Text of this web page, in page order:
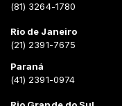
(81) 3264-1780
Rio de Janeiro
(21) 2391-7675
Paraná
(41) 2391-0974